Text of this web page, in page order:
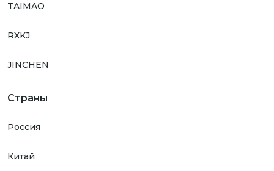
TAIMAO
RXKJ
JINCHEN
Страны
Россия
Китай